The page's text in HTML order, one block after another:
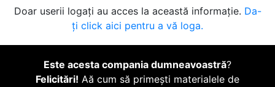
Doar userii logați au acces la această informație. Da-
ți click aici pentru a vă loga.
Este acesta compania dumneavoastră?
Felicitări! Aă cum să primești materialele de